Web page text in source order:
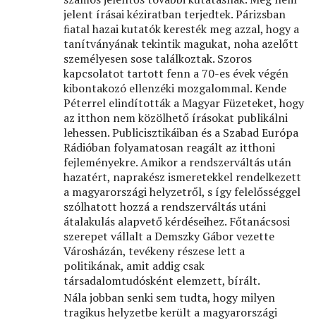
jelent írásai kéziratban terjedtek. Párizsban
ﬁatal hazai kutatók keresték meg azzal, hogy a
tanítványának tekintik magukat, noha azelőtt
személyesen sose találkoztak. Szoros
kapcsolatot tartott fenn a 70-es évek végén
kibontakozó ellenzéki mozgalommal. Kende
Péterrel elindították a Magyar Füzeteket, hogy
az itthon nem közölhető írásokat publikálni
lehessen. Publicisztikáiban és a Szabad Európa
Rádióban folyamatosan reagált az itthoni
fejleményekre. Amikor a rendszerváltás után
hazatért, naprakész ismeretekkel rendelkezett
a magyarországi helyzetről, s így felelősséggel
szólhatott hozzá a rendszerváltás utáni
átalakulás alapvető kérdéseihez. Főtanácsosi
szerepet vállalt a Demszky Gábor vezette
Városházán, tevékeny részese lett a
politikának, amit addig csak
társadalomtudósként elemzett, bírált.
Nála jobban senki sem tudta, hogy milyen
tragikus helyzetbe került a magyarországi